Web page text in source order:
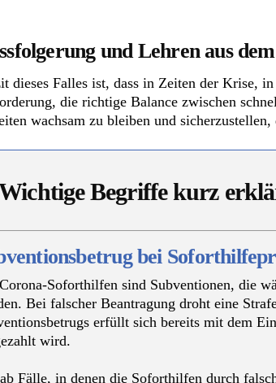
und Lehren aus
dieses Falles ist, dass in Zeiten der Krise,
die richtige Balance zwischen
wachsam zu bleiben und
Begriffe kurz
bei
Soforthilfen sind Subventionen, die
Bei falscher Beantragung droht eine
erfüllt sich bereits mit dem
wird.
Fälle, in denen die Soforthilfen durch